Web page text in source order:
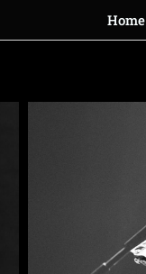
Home